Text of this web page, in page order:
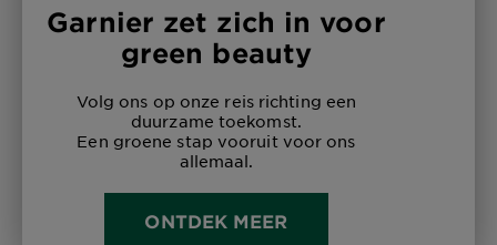
Garnier zet zich in voor
green beauty
Volg ons op onze reis richting een
duurzame toekomst.
Een groene stap vooruit voor ons
allemaal.
ONTDEK MEER